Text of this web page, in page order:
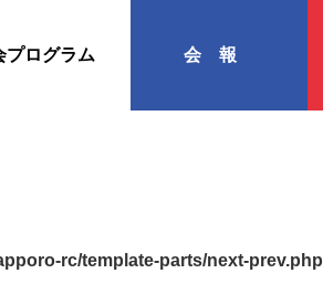
プログラム 会報
rc/template-parts/next-prev.php